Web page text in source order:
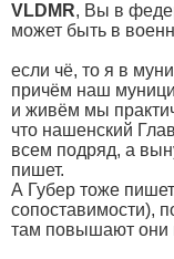
VLDMR, Вы в
может быть в
если чё, то я в
причём наш
и живём мы
что нашенский
всем подряд, а
пишет.
А Губер тоже
сопоставимости),
там повышают они